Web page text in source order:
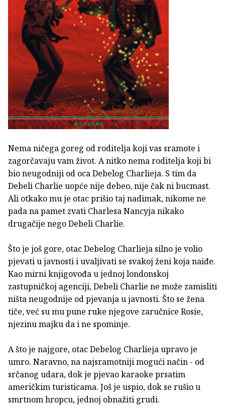
Nema ničega goreg od roditelja koji vas sramote i
zagorčavaju vam život. A nitko nema roditelja koji bi
bio neugodniji od oca Debelog Charlieja. S tim da
Debeli Charlie uopće nije debeo, nije čak ni bucmast.
Ali otkako mu je otac prišio taj nadimak, nikome ne
pada na pamet zvati Charlesa Nancyja nikako
drugačije nego Debeli Charlie.
Što je još gore, otac Debelog Charlieja silno je volio
pjevati u javnosti i uvaljivati se svakoj ženi koja naiđe.
Kao mirni knjigovođa u jednoj londonskoj
zastupničkoj agenciji, Debeli Charlie ne može zamisliti
ništa neugodnije od pjevanja u javnosti. Što se žena
tiče, već su mu pune ruke njegove zaručnice Rosie,
njezinu majku da i ne spominje.
A što je najgore, otac Debelog Charlieja upravo je
umro. Naravno, na najsramotniji mogući način - od
srčanog udara, dok je pjevao karaoke prsatim
američkim turisticama. Još je uspio, dok se rušio u
smrtnom hropcu, jednoj obnažiti grudi.